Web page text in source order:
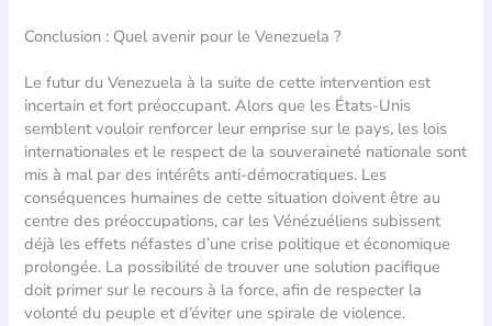
Conclusion : Quel avenir pour le Venezuela ?
Le futur du Venezuela à la suite de cette intervention est
incertain et fort préoccupant. Alors que les États-Unis
semblent vouloir renforcer leur emprise sur le pays, les lois
internationales et le respect de la souveraineté nationale sont
mis à mal par des intérêts anti-démocratiques. Les
conséquences humaines de cette situation doivent être au
centre des préoccupations, car les Vénézuéliens subissent
déjà les effets néfastes d’une crise politique et économique
prolongée. La possibilité de trouver une solution pacifique
doit primer sur le recours à la force, afin de respecter la
volonté du peuple et d’éviter une spirale de violence.